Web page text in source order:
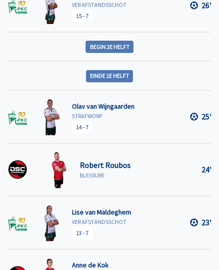
VER AFSTANDSSCHOT
15-7
26'
BEGIN 2E HELFT
EINDE 1E HELFT
Olav van Wijngaarden
STRAFWORP
14-7
25'
Robert Roubos
BLESSURE
24'
Lise van Maldeghem
VER AFSTANDSSCHOT
13-7
23'
Anne de Kok